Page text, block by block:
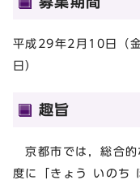
平成29年2月10日（
日）
趣旨
京都市では，総合的
度に「きょう いのち